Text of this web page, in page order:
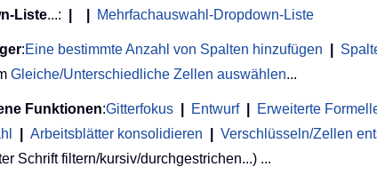
Liste...: Mehrfachauswahl-Dropdown-Liste
:Eine bestimmte Anzahl von Spalten hinzufügen
Gleiche/Unterschiedliche Zellen auswählen...
Funktionen:Gitterfokus Entwurf Erweiterte
Arbeitsblätter konsolidieren Verschlüsseln/Zellen
Schrift filtern/kursiv/durchgestrichen...) ...